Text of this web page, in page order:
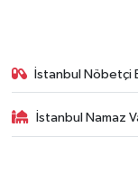
İstanbul Nöbetçi
İstanbul Namaz